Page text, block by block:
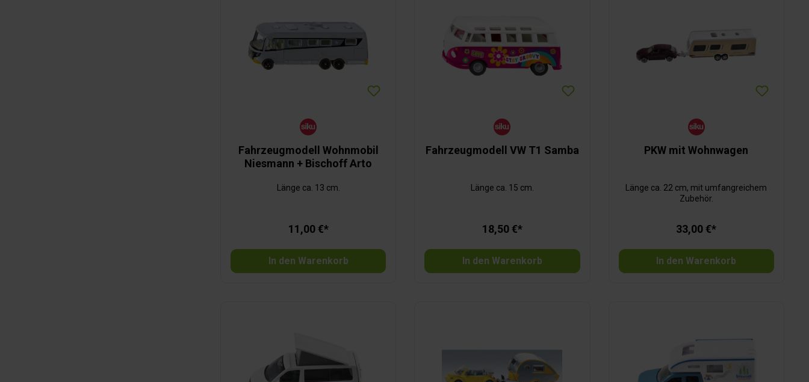
Fahrzeugmodell Wohnmobil
Niesmann + Bischoff Arto
Länge ca. 13 cm.
11,00 €*
In den Warenkorb
Fahrzeugmodell VW T1 Samba
Länge ca. 15 cm.
18,50 €*
In den Warenkorb
PKW mit Wohnwagen
Länge ca. 22 cm, mit umfangreichem
Zubehör.
33,00 €*
In den Warenkorb